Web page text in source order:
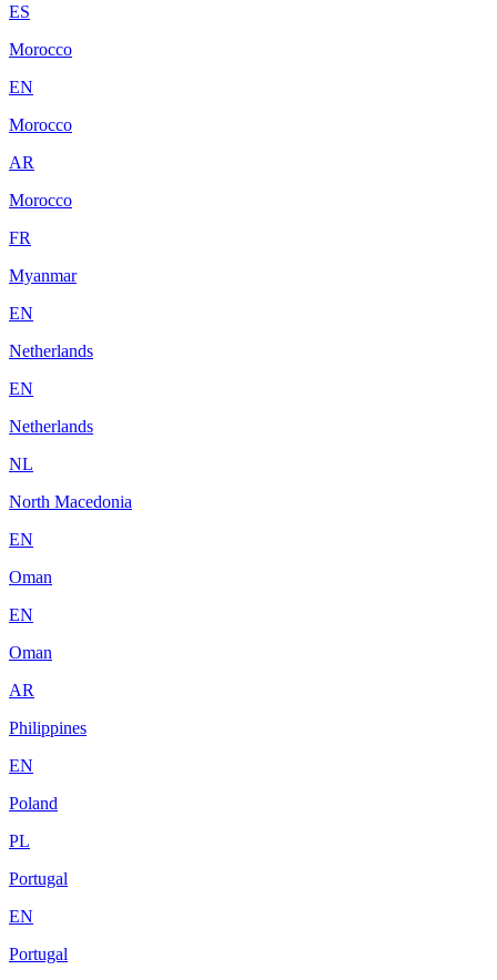
ES
Morocco
EN
Morocco
AR
Morocco
FR
Myanmar
EN
Netherlands
EN
Netherlands
NL
North Macedonia
EN
Oman
EN
Oman
AR
Philippines
EN
Poland
PL
Portugal
EN
Portugal